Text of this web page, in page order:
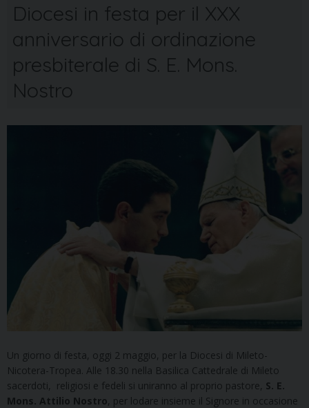
Diocesi in festa per il XXX
anniversario di ordinazione
presbiterale di S. E. Mons.
Nostro
Un giorno di festa, oggi 2 maggio, per la Diocesi di Mileto-
Nicotera-Tropea. Alle 18.30 nella Basilica Cattedrale di Mileto
sacerdoti, religiosi e fedeli si uniranno al proprio pastore, S. E.
Mons. Attilio Nostro , per lodare insieme il Signore in occasione